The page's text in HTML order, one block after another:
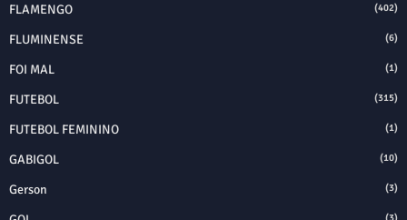
FLAMENGO (402)
FLUMINENSE (6)
FOI MAL (1)
FUTEBOL (315)
FUTEBOL FEMININO (1)
GABIGOL (10)
Gerson (3)
(3)